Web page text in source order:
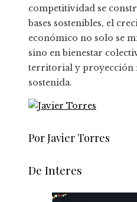
competitividad se
bases sostenibles, el
económico no solo se
sino en bienestar
territorial y proyección
sostenida.
Por Javier Torres
De Interes